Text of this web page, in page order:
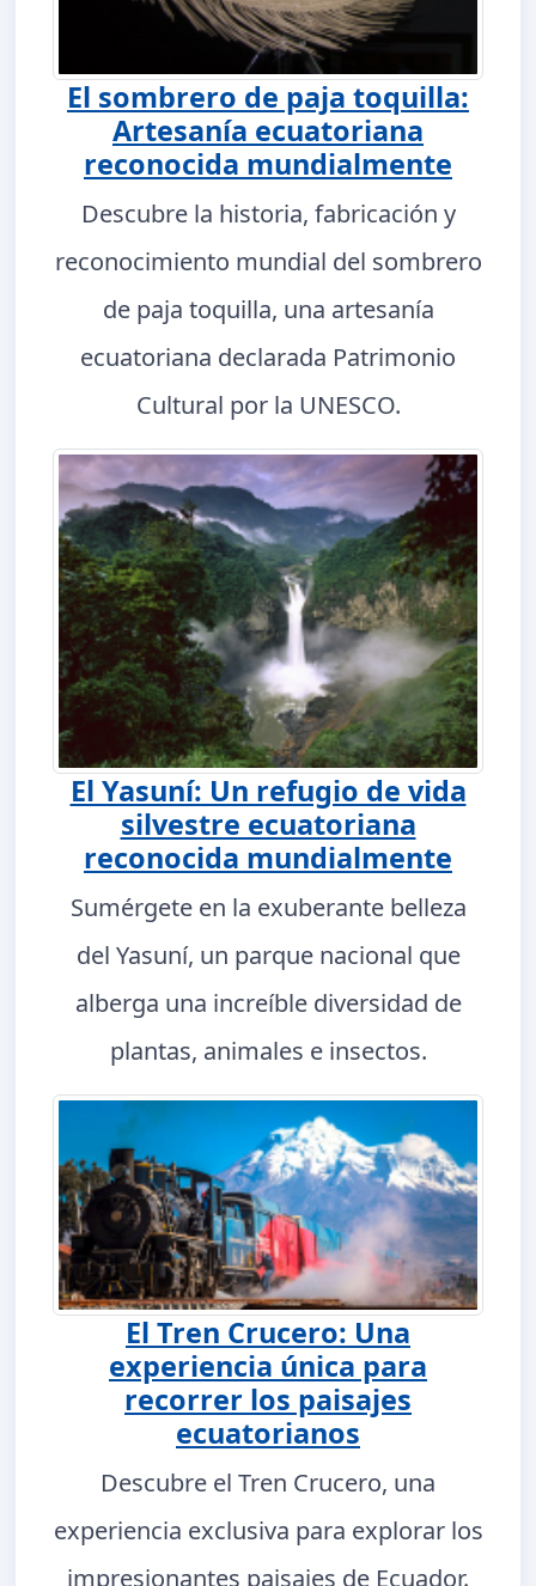
El sombrero de paja toquilla:
Artesanía ecuatoriana
reconocida mundialmente
Descubre la historia, fabricación y
reconocimiento mundial del sombrero
de paja toquilla, una artesanía
ecuatoriana declarada Patrimonio
Cultural por la UNESCO.
El Yasuní: Un refugio de vida
silvestre ecuatoriana
reconocida mundialmente
Sumérgete en la exuberante belleza
del Yasuní, un parque nacional que
alberga una increíble diversidad de
plantas, animales e insectos.
El Tren Crucero: Una
experiencia única para
recorrer los paisajes
ecuatorianos
Descubre el Tren Crucero, una
experiencia exclusiva para explorar los
impresionantes paisajes de Ecuador.